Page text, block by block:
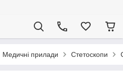
Медичні прилади Стетоскопи